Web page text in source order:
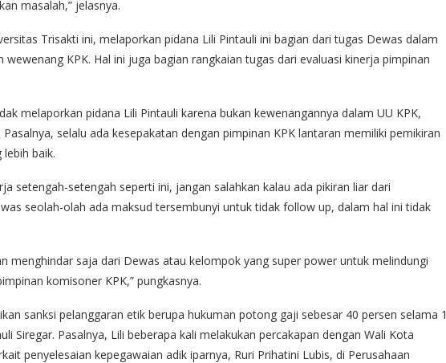
masalah,” jelasnya.
Trisakti ini, melaporkan pidana Lili Pintauli ini bagian dari tugas Dewas dalam
KPK. Hal ini juga bagian rangkaian tugas dari evaluasi kinerja pimpinan
melaporkan pidana Lili Pintauli karena bukan kewenangannya dalam UU KPK,
selalu ada kesepakatan dengan pimpinan KPK lantaran memiliki pemikiran
baik.
setengah-setengah seperti ini, jangan salahkan kalau ada pikiran liar dari
seolah-olah ada maksud tersembunyi untuk tidak follow up, dalam hal ini tidak
menghindar saja dari Dewas atau kelompok yang super power untuk melindungi
komisoner KPK,” pungkasnya.
sanksi pelanggaran etik berupa hukuman potong gaji sebesar 40 persen selama 1
Siregar. Pasalnya, Lili beberapa kali melakukan percakapan dengan Wali Kota
penyelesaian kepegawaian adik iparnya, Ruri Prihatini Lubis, di Perusahaan